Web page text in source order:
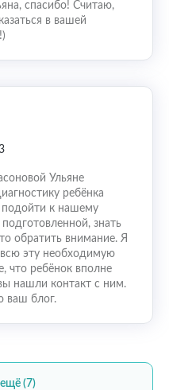
спасибо! Считаю,
в вашей
Ульяне
ребёнка
к нашему
знать
обратить внимание. Я
эту необходимую
что ребёнок вполне
нашли контакт с ним.
ваш блог.
ещё (7)